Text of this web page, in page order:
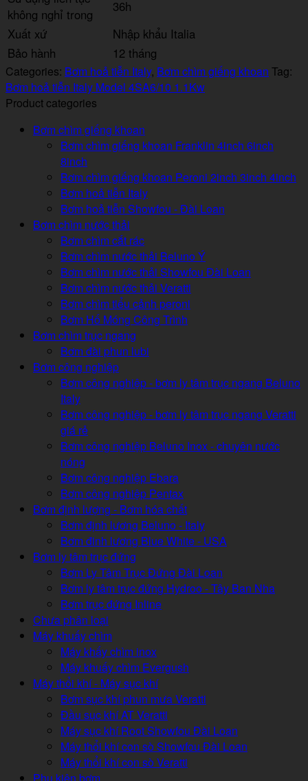
không nghỉ trong
36h
Xuất xứ
Nhập khẩu Italia
Bảo hành
12 tháng
Categories: Bơm hoả tiễn Italy, Bơm chìm giếng khoan Tag:
Bơm hoả tiễn Italy Model 4SA6/10 1.1Kw
Product categories
Bơm chìm giếng khoan
Bơm chìm giếng khoan Franklin 4inch 6inch
8inch
Bơm chìm giếng khoan Peroni 2inch 3inch 4inch
Bơm hoả tiễn Italy
Bơm hoả tiễn Showfou - Đài Loan
Bơm chìm nước thải
Bơm chìm cắt rác
Bơm chìm nước thải Beluno Ý
Bơm chìm nước thải Showfou Đài Loan
Bơm chìm nước thải Veratti
Bơm chìm tiểu cảnh peroni
Bơm Hố Móng Công Trình
Bơm chìm trục ngang
Bơm đài phun lubi
Bơm công nghiệp
Bơm công nghiệp - bơm ly tâm trục ngang Beluno
Italy
Bơm công nghiệp - bơm ly tâm trục ngang Veratti
giá rẻ
Bơm công nghiệp Beluno Inox - chuyên nước
nóng
Bơm công nghiệp Ebara
Bơm công nghiệp Pentax
Bơm định lượng - Bơm hóa chất
Bơm định lương Beluno - Italy
Bơm đinh lương Blue White - USA
Bơm ly tâm trục đứng
Bơm Ly Tâm Trục Đứng Đài Loan
Bơm ly tâm trục đứng Hydroo - Tây Ban Nha
Bơm trục đứng Inline
Chưa phân loại
Máy khuấy chìm
Máy khấy chìm inox
Máy khuấy chìm Evergush
Máy thổi khí - Máy sục khí
Bơm sục khí phun mưa Veratti
Đầu sục khí AT Veratti
Máy sục khí Root Showfou Đài Loan
Máy thổi khí con sò Showfou Đài Loan
Máy thổi khí con sò Veratti
Phụ kiện bơm